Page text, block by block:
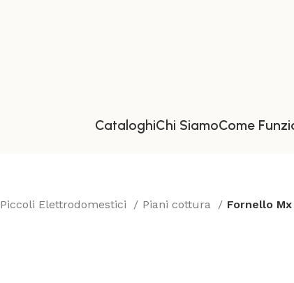
CataloghiChi SiamoCome
Piccoli Elettrodomestici Piani cottura Fornello Mx